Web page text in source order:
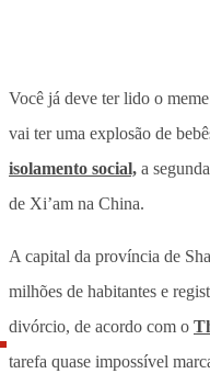
Você já deve ter lido o
vai ter uma explosão de
isolamento social, a
de Xi’am na China.
A capital da província de
milhões de habitantes e
divórcio, de acordo com o
tarefa quase impossível